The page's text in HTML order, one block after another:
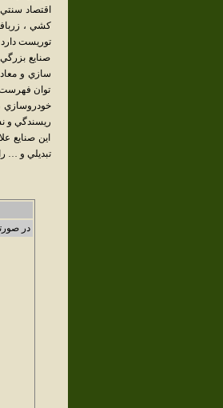
اقتصاد
كشي ،
توريست
صنايع
سازي و
توان فهرست
خودروسازي
ريسندگي و
اين صنايع
تبديلي و …
در